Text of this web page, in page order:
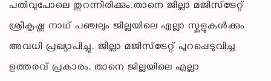
പതിവുപോലെ തുറന്നിരിക്കും.താനെ ജില്ലാ മജിസ്ട്രേറ്റ്
ശ്രീകൃഷ്ണ നാഥ് പഞ്ചലും ജില്ലയിലെ എല്ലാ സ്കൂളുകൾക്കും
അവധി പ്രഖ്യാപിച്ചു. ജില്ലാ മജിസ്ട്രേറ്റ് പുറപ്പെടുവിച്ച
ഉത്തരവ് പ്രകാരം, താനെ ജില്ലയിലെ എല്ലാ